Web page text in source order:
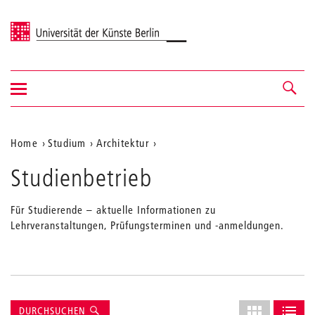
Universität der Künste Berlin
Navigation &
Suche
Navigation
ein-/ausblenden
Aktuelle
Position
auf
der
Webseite
Home Studium Architektur
Studienbetrieb
Für Studierende – aktuelle Informationen zu
Lehrveranstaltungen, Prüfungsterminen und -anmeldungen.
Suche
DURCHSUCHEN
Layout